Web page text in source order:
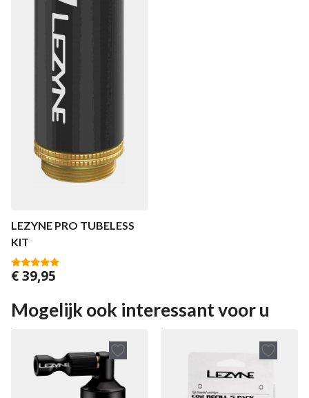
LEZYNE PRO TUBELESS
KIT
5.00
€39,95
Mogelijk ook interessant voor u